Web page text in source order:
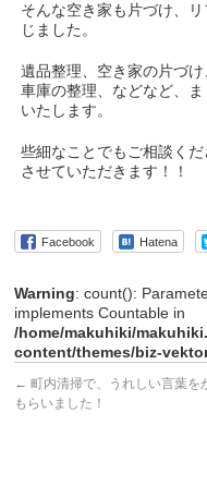
そんな空き家も片づけ、
じました。
遺品整理、空き家の片づ
車庫の整理、などなど、
いたします。
些細なことでもご相談く
させていただきます！！
Facebook Hatena
Warning: count():
implements Countable in
/home/makuhiki/
content/themes/biz-
← 町内清掃で、うれしい言葉を
もらいました！